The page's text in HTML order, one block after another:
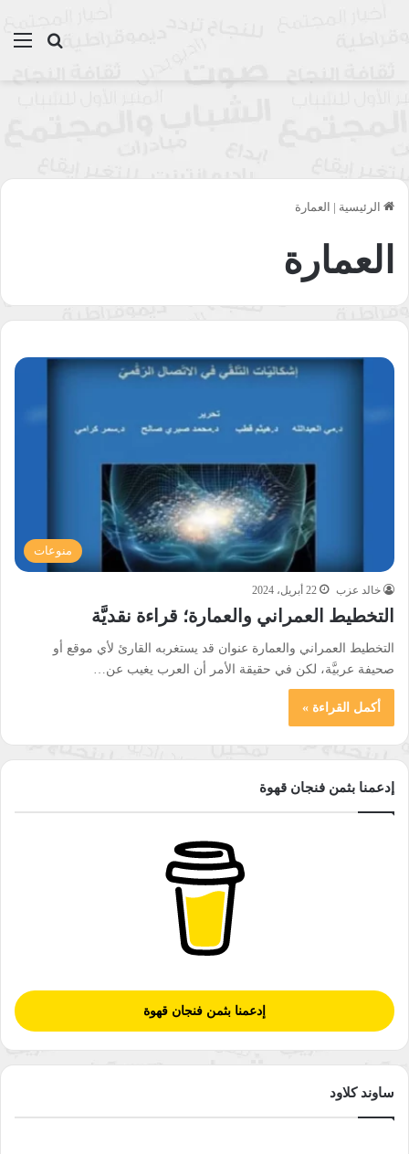
بحث
الرئيسية | العمارة
العمارة
منوعات
خالد عزب 22 أبريل، 2024
التخطيط العمراني والعمارة؛ قراءة نقديَّة
التخطيط العمراني والعمارة عنوان قد يستغربه القارئ لأي موقع أو
صحيفة عربيَّة، لكن في حقيقة الأمر أن العرب يغيب عن…
أكمل القراءة »
إدعمنا بثمن فنجان قهوة
إدعمنا بثمن فنجان قهوة
ساوند كلاود